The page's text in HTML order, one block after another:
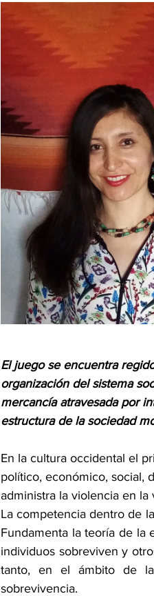
El juego se encuentra
organización del sistema
mercancía atravesada por
estructura de la sociedad
En la cultura occidental el
político, económico, social,
administra la violencia en la
La competencia dentro de
Fundamenta la teoría de la
individuos sobreviven y
tanto, en el ámbito de
sobrevivencia.